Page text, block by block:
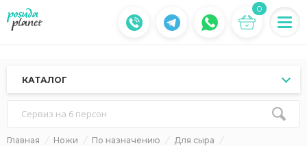
0
КАТАЛОГ
Сервиз на 6 персон
Главная Ножи По назначению
Для сыра